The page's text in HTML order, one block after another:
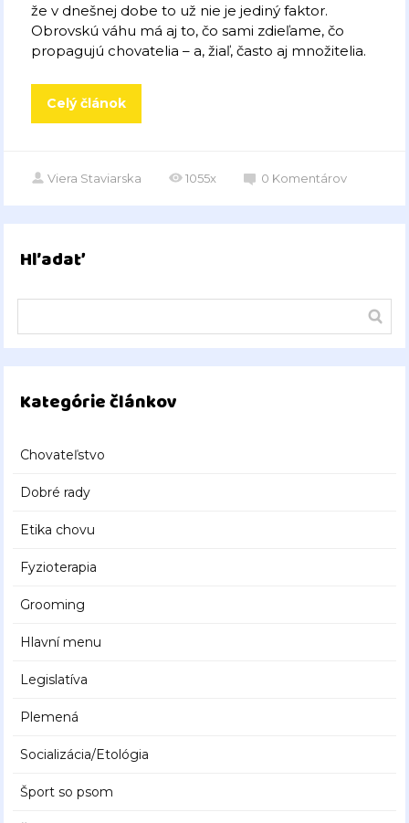
že v dnešnej dobe to už nie je jediný faktor.
Obrovskú váhu má aj to, čo sami zdieľame, čo
propagujú chovatelia – a, žiaľ, často aj množitelia.
Celý článok
Viera Staviarska 1055x 0 Komentárov
Hľadať
Kategórie článkov
Chovateľstvo
Dobré rady
Etika chovu
Fyzioterapia
Grooming
Hlavní menu
Legislatíva
Plemená
Socializácia/Etológia
Šport so psom